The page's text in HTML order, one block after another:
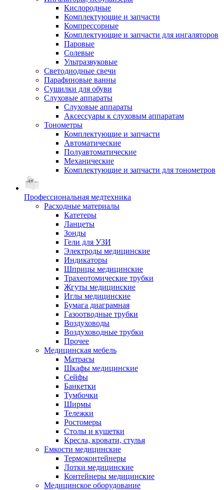
Кислородные
Комплектующие и запчасти
Компрессорные
Комплектующие и запчасти для ингаляторов
Паровые
Солевые
Ультразвуковые
Светодиодные свечи
Парафиновые ванны
Сушилки для обуви
Слуховые аппараты
Слуховые аппараты
Аксессуары к слуховым аппаратам
Тонометры
Комплектующие и запчасти
Автоматические
Полуавтоматические
Механические
Комплектующие и запчасти для тонометров
Профессиональная медтехника
Расходные материалы
Катетеры
Ланцеты
Зонды
Гели для УЗИ
Электроды медицинские
Индикаторы
Шприцы медицинские
Трахеотомические трубки
Жгуты медицинские
Иглы медицинские
Бумага диаграмная
Газоотводные трубки
Воздуховоды
Воздуховодные трубки
Прочее
Медицинская мебель
Матрасы
Шкафы медицинские
Сейфы
Банкетки
Тумбочки
Ширмы
Тележки
Ростомеры
Столы и кушетки
Кресла, кровати, стулья
Емкости медицинские
Термоконтейнеры
Лотки медицинские
Контейнеры медицинские
Медицинское оборудование